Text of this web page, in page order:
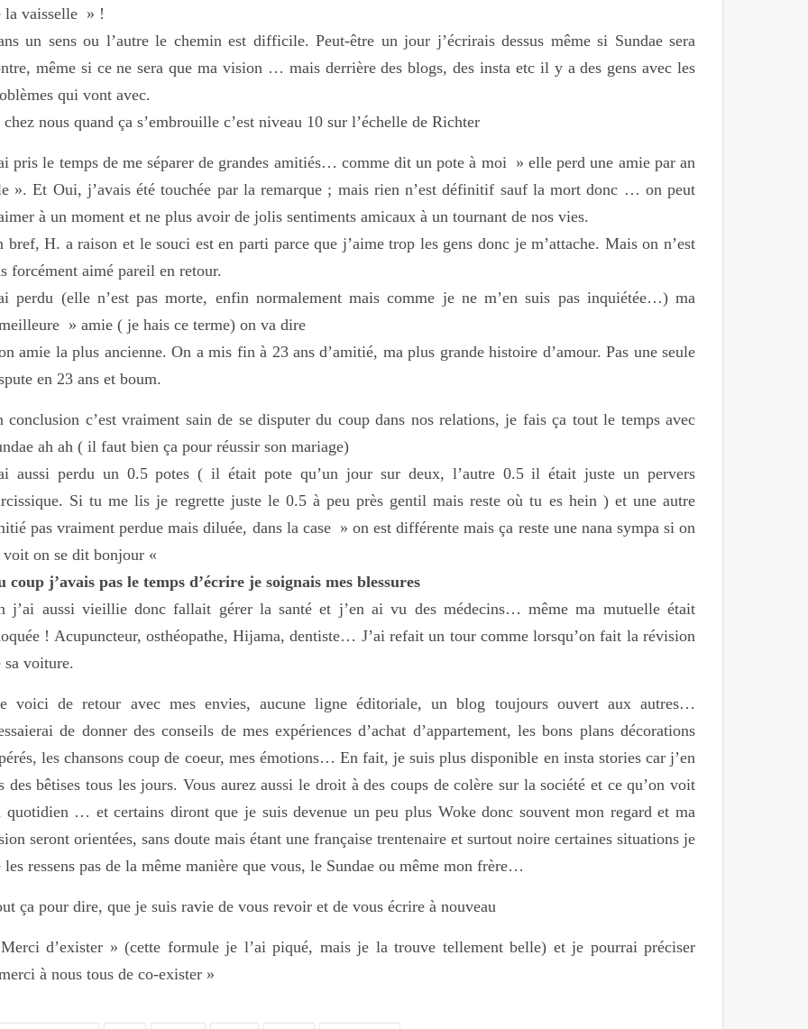
la vaisselle » !
un sens ou l’autre le chemin est difficile. Peut-être un jour j’écrirais dessus même si Sundae sera
même si ce ne sera que ma vision … mais derrière des blogs, des insta etc il y a des gens avec les
qui vont avec.
chez nous quand ça s’embrouille c’est niveau 10 sur l’échelle de Richter
pris le temps de me séparer de grandes amitiés… comme dit un pote à moi » elle perd une amie par an
». Et Oui, j’avais été touchée par la remarque ; mais rien n’est définitif sauf la mort donc … on peut
à un moment et ne plus avoir de jolis sentiments amicaux à un tournant de nos vies.
bref, H. a raison et le souci est en parti parce que j’aime trop les gens donc je m’attache. Mais on n’est
forcément aimé pareil en retour.
perdu (elle n’est pas morte, enfin normalement mais comme je ne m’en suis pas inquiétée…) ma
» amie ( je hais ce terme) on va dire
amie la plus ancienne. On a mis fin à 23 ans d’amitié, ma plus grande histoire d’amour. Pas une seule
en 23 ans et boum.
conclusion c’est vraiment sain de se disputer du coup dans nos relations, je fais ça tout le temps avec
ah ah ( il faut bien ça pour réussir son mariage)
aussi perdu un 0.5 potes ( il était pote qu’un jour sur deux, l’autre 0.5 il était juste un pervers
Si tu me lis je regrette juste le 0.5 à peu près gentil mais reste où tu es hein ) et une autre
pas vraiment perdue mais diluée, dans la case » on est différente mais ça reste une nana sympa si on
voit on se dit bonjour «
coup j’avais pas le temps d’écrire je soignais mes blessures
j’ai aussi vieillie donc fallait gérer la santé et j’en ai vu des médecins… même ma mutuelle était
! Acupuncteur, osthéopathe, Hijama, dentiste… J’ai refait un tour comme lorsqu’on fait la révision
sa voiture.
voici de retour avec mes envies, aucune ligne éditoriale, un blog toujours ouvert aux autres…
de donner des conseils de mes expériences d’achat d’appartement, les bons plans décorations
les chansons coup de coeur, mes émotions… En fait, je suis plus disponible en insta stories car j’en
des bêtises tous les jours. Vous aurez aussi le droit à des coups de colère sur la société et ce qu’on voit
quotidien … et certains diront que je suis devenue un peu plus Woke donc souvent mon regard et ma
seront orientées, sans doute mais étant une française trentenaire et surtout noire certaines situations je
les ressens pas de la même manière que vous, le Sundae ou même mon frère…
ça pour dire, que je suis ravie de vous revoir et de vous écrire à nouveau
d’exister » (cette formule je l’ai piqué, mais je la trouve tellement belle) et je pourrai préciser
à nous tous de co-exister »